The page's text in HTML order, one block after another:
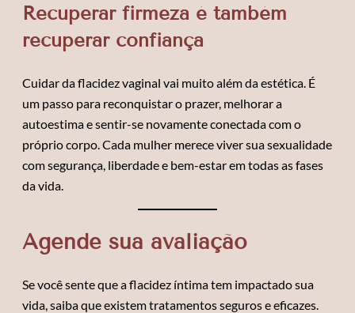
Recuperar firmeza é também
recuperar confiança
Cuidar da flacidez vaginal vai muito além da estética. É
um passo para reconquistar o prazer, melhorar a
autoestima e sentir-se novamente conectada com o
próprio corpo. Cada mulher merece viver sua sexualidade
com segurança, liberdade e bem-estar em todas as fases
da vida.
Agende sua avaliação
Se você sente que a flacidez íntima tem impactado sua
vida, saiba que existem tratamentos seguros e eficazes.